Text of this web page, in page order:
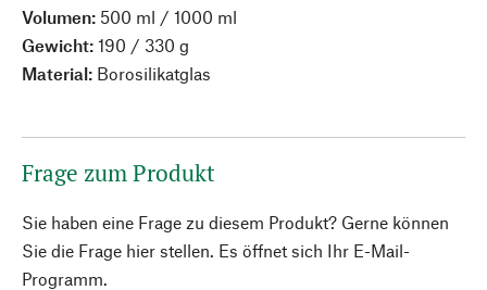
Volumen: 500 ml / 1000 ml
Gewicht: 190 / 330 g
Material: Borosilikatglas
Frage zum Produkt
Sie haben eine Frage zu diesem Produkt? Gerne können
Sie die Frage hier stellen. Es öffnet sich Ihr E-Mail-
Programm.